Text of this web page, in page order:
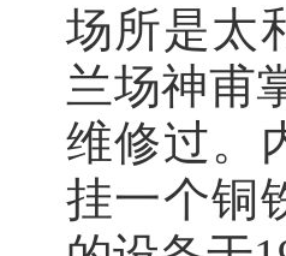
场所是太
兰场神甫
维修过。
挂一个铜